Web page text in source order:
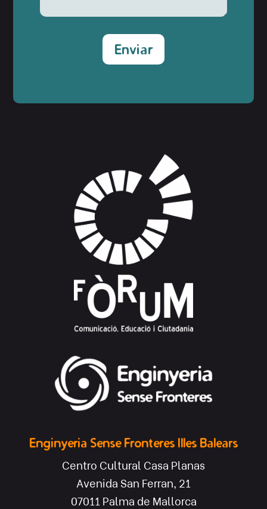
Enginyeria Sense Fronteres Illes Balears
Centro Cultural Casa Planas
Avenida San Ferran, 21
07011 Palma de Mallorca